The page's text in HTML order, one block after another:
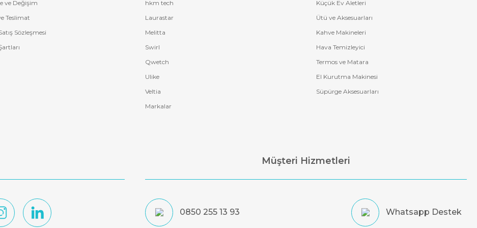
ve Değişim
Teslimat
Sözleşmesi
hkm tech
Laurastar
Melitta
Swirl
Qwetch
Ulike
Veltia
Markalar
Küçük Ev Aletleri
Ütü ve Aksesuarları
Kahve Makineleri
Hava Temizleyici
Termos ve Matara
El Kurutma Makinesi
Süpürge Aksesuarları
Müşteri Hizmetleri
0850 255 13 93 Whatsapp Destek